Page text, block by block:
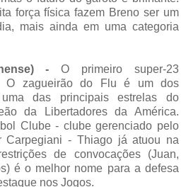
força física fazem Breno ser um
mais ainda em uma categoria
- O primeiro super-23
O zagueirão do Flu é um dos
das principais estrelas do
da Libertadores da América.
Clube - clube gerenciado pelo
Carpegiani - Thiago já atuou na
de convocações (Juan,
é o melhor nome para a defesa
nos Jogos.